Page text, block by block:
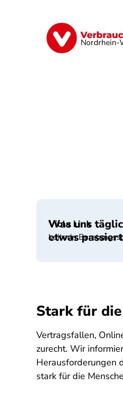
Nordrhein-
Finanzen
Was uns
etwas
Viola Link
Leiterin
Stark für
Vertragsfallen,
zurecht. Wir
Herausforderungen
stark für die